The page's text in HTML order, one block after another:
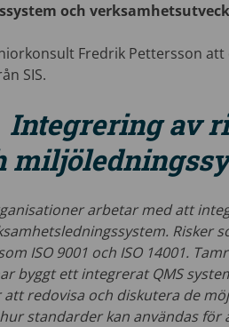
och
Fredrik Pettersson att
SIS.
Integrering av
arbetar med att
Risker
ISO 9001 och ISO 14001.
byggt ett integrerat QMS
redovisa och diskutera de
standarder kan användas